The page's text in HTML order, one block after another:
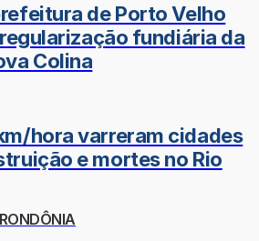
de Porto Velho
fundiária da
Colina
hora varreram cidades
e mortes no Rio